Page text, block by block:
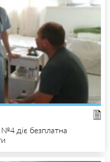
№4 діє безплатна